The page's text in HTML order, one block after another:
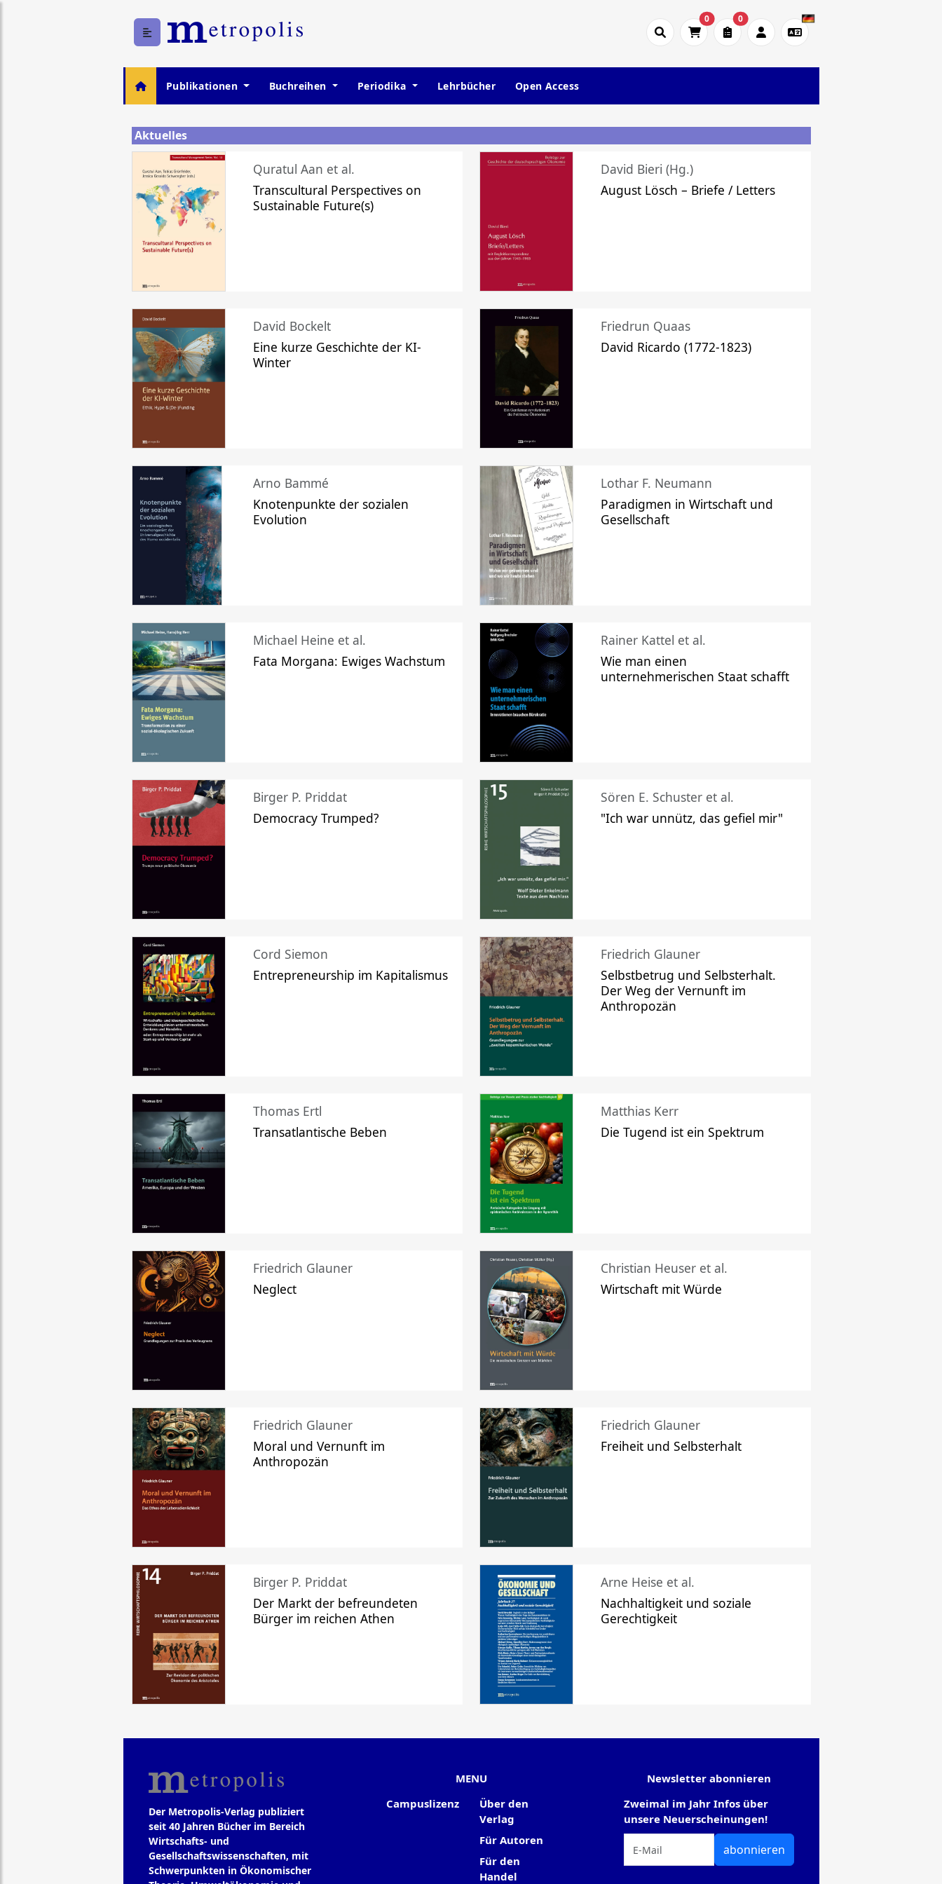
0 0
Publikationen Buchreihen Periodika Lehrbücher Open Access
Aktuelles
Quratul Aan et al.
Transcultural Perspectives on
Sustainable Future(s)
David Bieri (Hg.)
August Lösch – Briefe / Letters
David Bockelt
Eine kurze Geschichte der KI-
Winter
Friedrun Quaas
David Ricardo (1772-1823)
Arno Bammé
Knotenpunkte der sozialen
Evolution
Lothar F. Neumann
Paradigmen in Wirtschaft und
Gesellschaft
Michael Heine et al.
Fata Morgana: Ewiges Wachstum
Rainer Kattel et al.
Wie man einen
unternehmerischen Staat schafft
Birger P. Priddat
Democracy Trumped?
Sören E. Schuster et al.
"Ich war unnütz, das gefiel mir"
Cord Siemon
Entrepreneurship im Kapitalismus
Friedrich Glauner
Selbstbetrug und Selbsterhalt.
Der Weg der Vernunft im
Anthropozän
Thomas Ertl
Transatlantische Beben
Matthias Kerr
Die Tugend ist ein Spektrum
Friedrich Glauner
Neglect
Christian Heuser et al.
Wirtschaft mit Würde
Friedrich Glauner
Moral und Vernunft im
Anthropozän
Friedrich Glauner
Freiheit und Selbsterhalt
Birger P. Priddat
Der Markt der befreundeten
Bürger im reichen Athen
Arne Heise et al.
Nachhaltigkeit und soziale
Gerechtigkeit
Der Metropolis-Verlag publiziert
seit 40 Jahren Bücher im Bereich
Wirtschafts- und
Gesellschaftswissenschaften, mit
Schwerpunkten in Ökonomischer
MENU
Campuslizenz
Über den
Verlag
Für Autoren
Für den
Handel
Newsletter abonnieren
Zweimal im Jahr Infos über
unsere Neuerscheinungen!
abonnieren